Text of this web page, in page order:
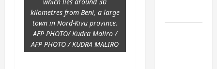
kilometres from Beni, a large
town in Nord-Kivu province.
AFP PHOTO/ Kudra Maliro /
AFP PHOTO / KUDRA MALIRO